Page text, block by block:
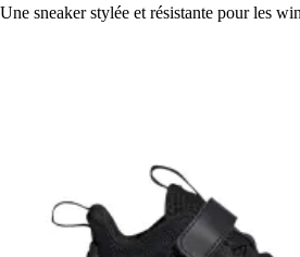
Une sneaker stylée et résistante pour les